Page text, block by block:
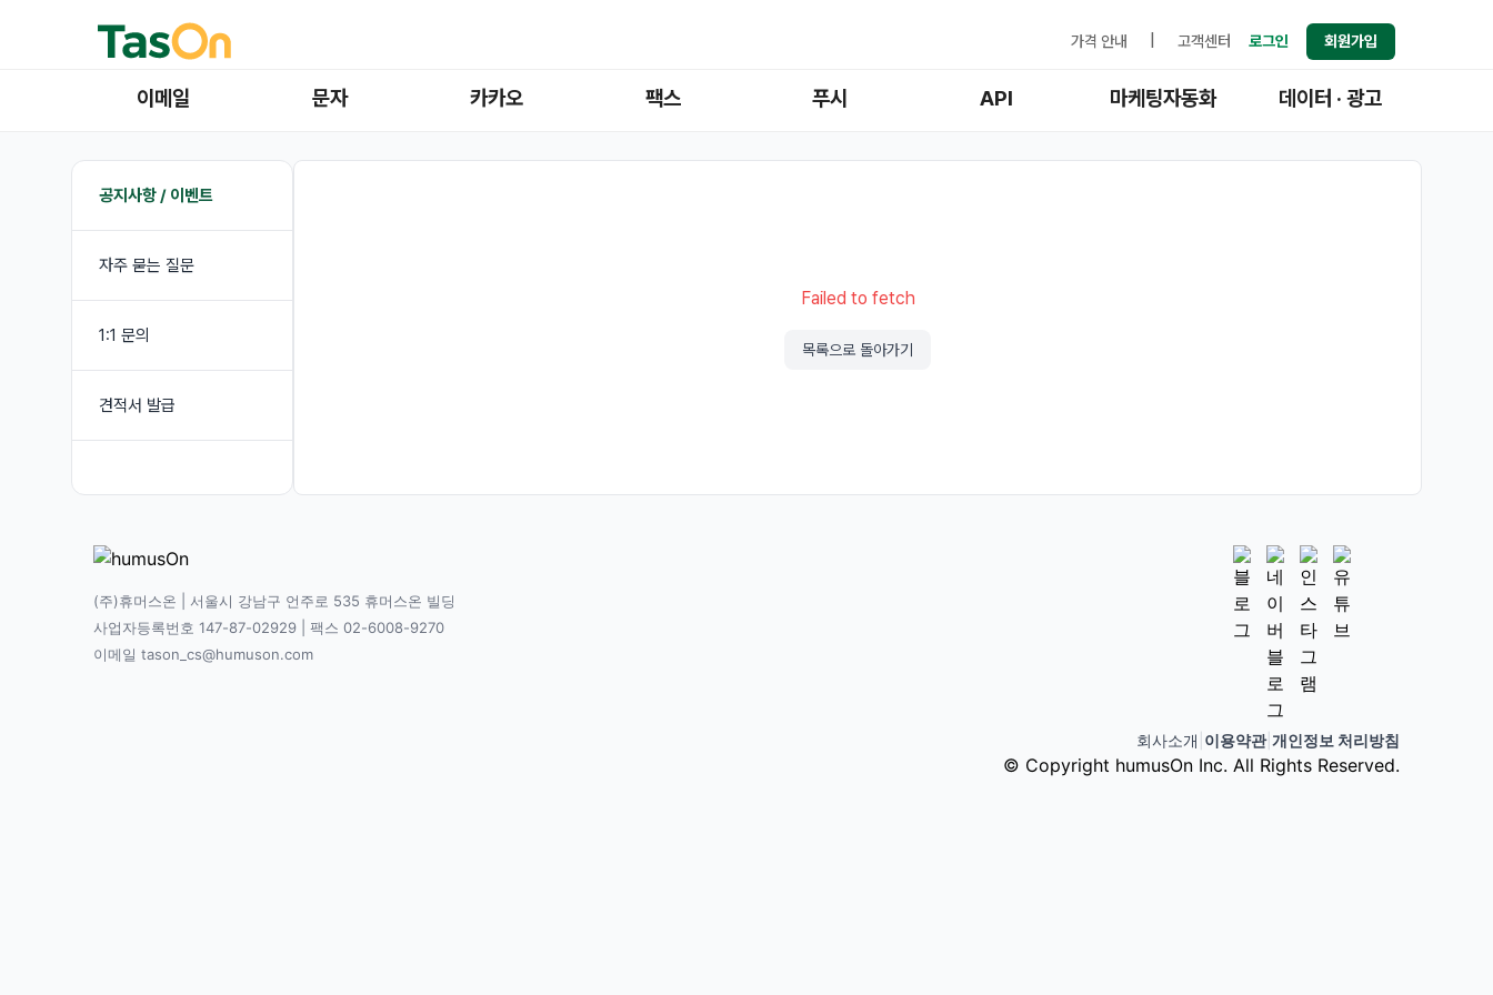
가격 안내 고객센터 로그인 회원가입
이메일 문자 카카오 팩스 푸시 API 마케팅자동화 데이터 · 광고
공지사항 / 이벤트
자주 묻는 질문
1:1 문의
견적서 발급
Failed to fetch
목록으로 돌아가기
(주)휴머스온 | 서울시 강남구 언주로 535 휴머스온 빌딩
사업자등록번호 147-87-02929 | 팩스 02-6008-9270
이메일 tason_cs@humuson.com
회사소개 이용약관| 개인정보 처리방침
© Copyright humusOn Inc. All Rights Reserved.